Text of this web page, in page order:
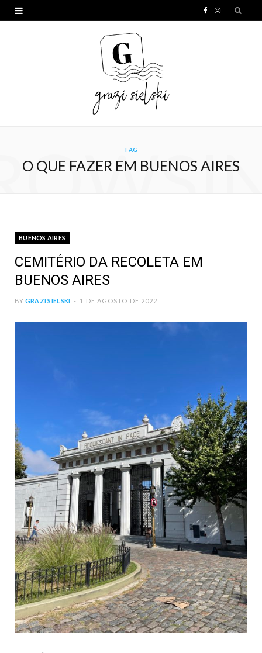
I
TAG
O QUE FAZER EM BUENOS AIRES
BUENOS AIRES
CEMITÉRIO DA RECOLETA EM
BUENOS AIRES
BY GRAZI SIELSKI 1 DE AGOSTO DE 2022